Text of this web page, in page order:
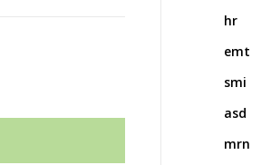
hr
emt
smi
asd
mrn